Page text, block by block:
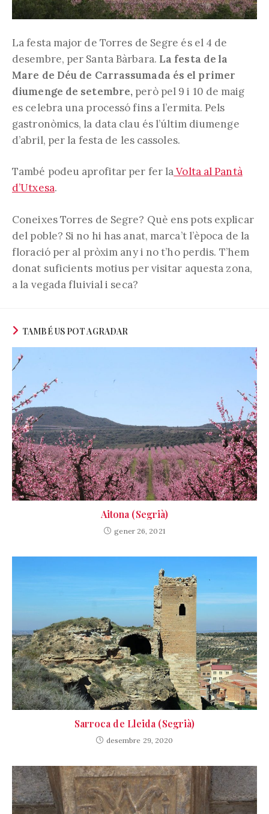
La festa major de Torres de Segre és el 4 de
desembre, per Santa Bàrbara. La festa de la
Mare de Déu de Carrassumada és el primer
diumenge de setembre, però pel 9 i 10 de maig
es celebra una processó fins a l’ermita. Pels
gastronòmics, la data clau és l’últim diumenge
d’abril, per la festa de les cassoles.
També podeu aprofitar per fer laVolta al Pantà
d’Utxesa.
Coneixes Torres de Segre? Què ens pots explicar
del poble? Si no hi has anat, marca’t l’època de la
floració per al pròxim any i no t’ho perdis. T’hem
donat suficients motius per visitar aquesta zona,
a la vegada fluivial i seca?
TAMBÉ US POT AGRADAR
Aitona (Segrià)
gener 26, 2021
Sarroca de Lleida (Segrià)
desembre 29, 2020